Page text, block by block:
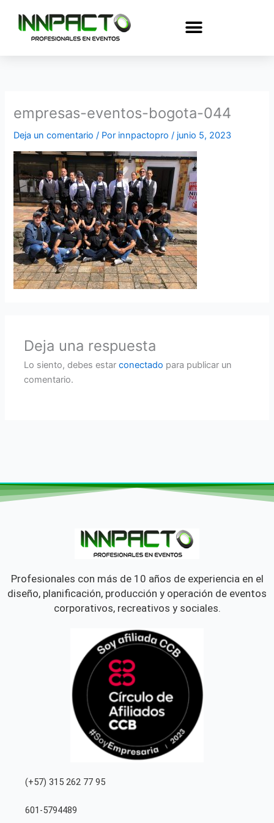
contenido
empresas-eventos-bogota-044
Deja un comentario / Por innpactopro/ junio 5, 2023
Deja una respuesta
Lo siento, debes estarconectado para publicar un
comentario.
Profesionales con más de 10 años de experiencia en el
diseño, planificación, producción y operación de eventos
corporativos, recreativos y sociales.
(+57) 315 262 77 95
601-5794489